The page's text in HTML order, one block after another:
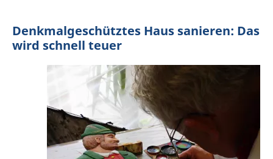
Denkmalgeschütztes Haus sanieren: Das
wird schnell teuer